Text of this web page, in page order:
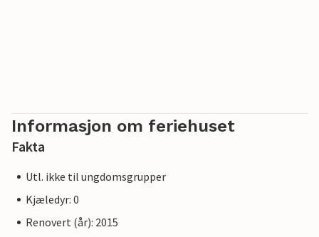
Informasjon om feriehuset
Fakta
Utl. ikke til ungdomsgrupper
Kjæledyr: 0
Renovert (år): 2015